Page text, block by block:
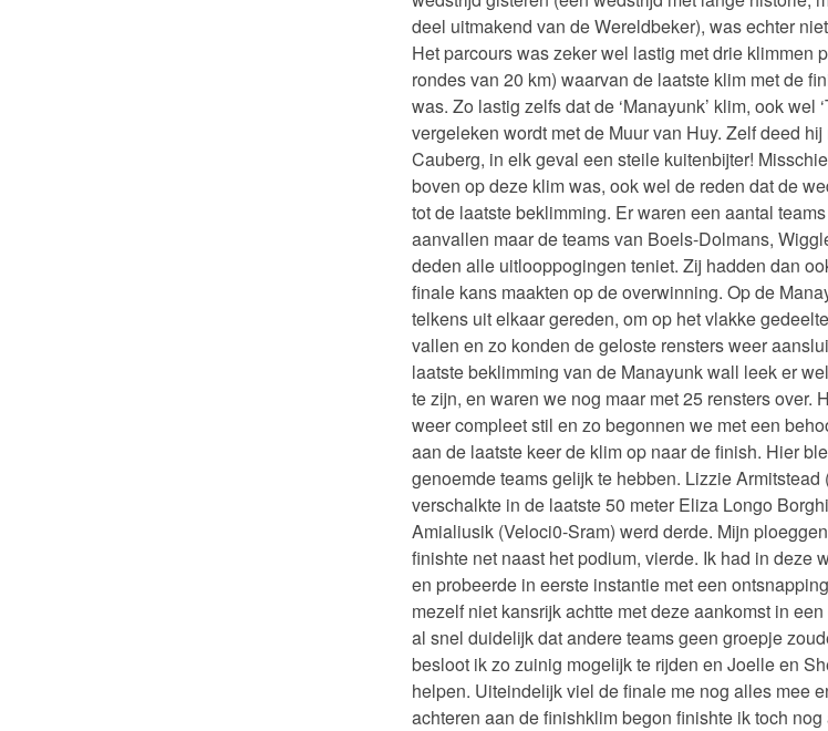
deel uitmakend van de Wereldbeker), was echter
Het parcours was zeker wel lastig met drie klimmen
rondes van 20 km) waarvan de laatste klim met de
was. Zo lastig zelfs dat de ‘Manayunk’ klim, ook wel
vergeleken wordt met de Muur van Huy. Zelf deed
Cauberg, in elk geval een steile kuitenbijter!
boven op deze klim was, ook wel de reden dat de
tot de laatste beklimming. Er waren een aantal
aanvallen maar de teams van Boels-Dolmans,
deden alle uitlooppogingen teniet. Zij hadden dan
finale kans maakten op de overwinning. Op de
telkens uit elkaar gereden, om op het vlakke
vallen en zo konden de geloste rensters weer
laatste beklimming van de Manayunk wall leek er
te zijn, en waren we nog maar met 25 rensters over.
weer compleet stil en zo begonnen we met een
aan de laatste keer de klim op naar de finish. Hier
genoemde teams gelijk te hebben. Lizzie Armitstead
verschalkte in de laatste 50 meter Eliza Longo
Amialiusik (Veloci0-Sram) werd derde. Mijn
finishte net naast het podium, vierde. Ik had in deze
en probeerde in eerste instantie met een
mezelf niet kansrijk achtte met deze aankomst in
al snel duidelijk dat andere teams geen groepje
besloot ik zo zuinig mogelijk te rijden en Joelle en
helpen. Uiteindelijk viel de finale me nog alles mee
achteren aan de finishklim begon finishte ik toch nog